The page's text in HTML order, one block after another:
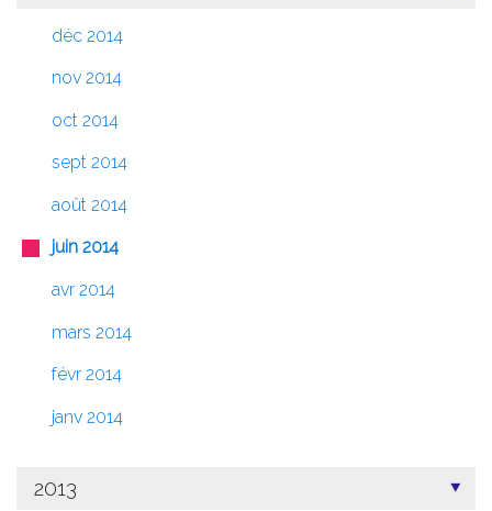
déc 2014
nov 2014
oct 2014
sept 2014
août 2014
juin 2014
avr 2014
mars 2014
févr 2014
janv 2014
2013